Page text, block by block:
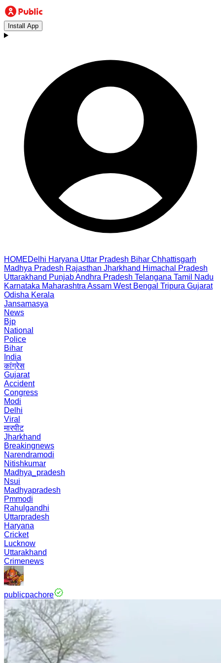
Install App
HOMEDelhi Haryana Uttar Pradesh Bihar Chhattisgarh
Madhya Pradesh Rajasthan Jharkhand Himachal Pradesh
Uttarakhand PunjabAndhra Pradesh Telangana Tamil Nadu
Karnataka Maharashtra Assam West Bengal Tripura Gujarat
Odisha Kerala
Jansamasya
News
Bjp
National
Police
Bihar
India
कांग्रेस
Gujarat
Accident
Congress
Modi
Delhi
Viral
मारपीट
Jharkhand
Breakingnews
Narendramodi
Nitishkumar
Madhya_pradesh
Nsui
Madhyapradesh
Pmmodi
Rahulgandhi
Uttarpradesh
Haryana
Cricket
Lucknow
Uttarakhand
Crimenews
publicpachore